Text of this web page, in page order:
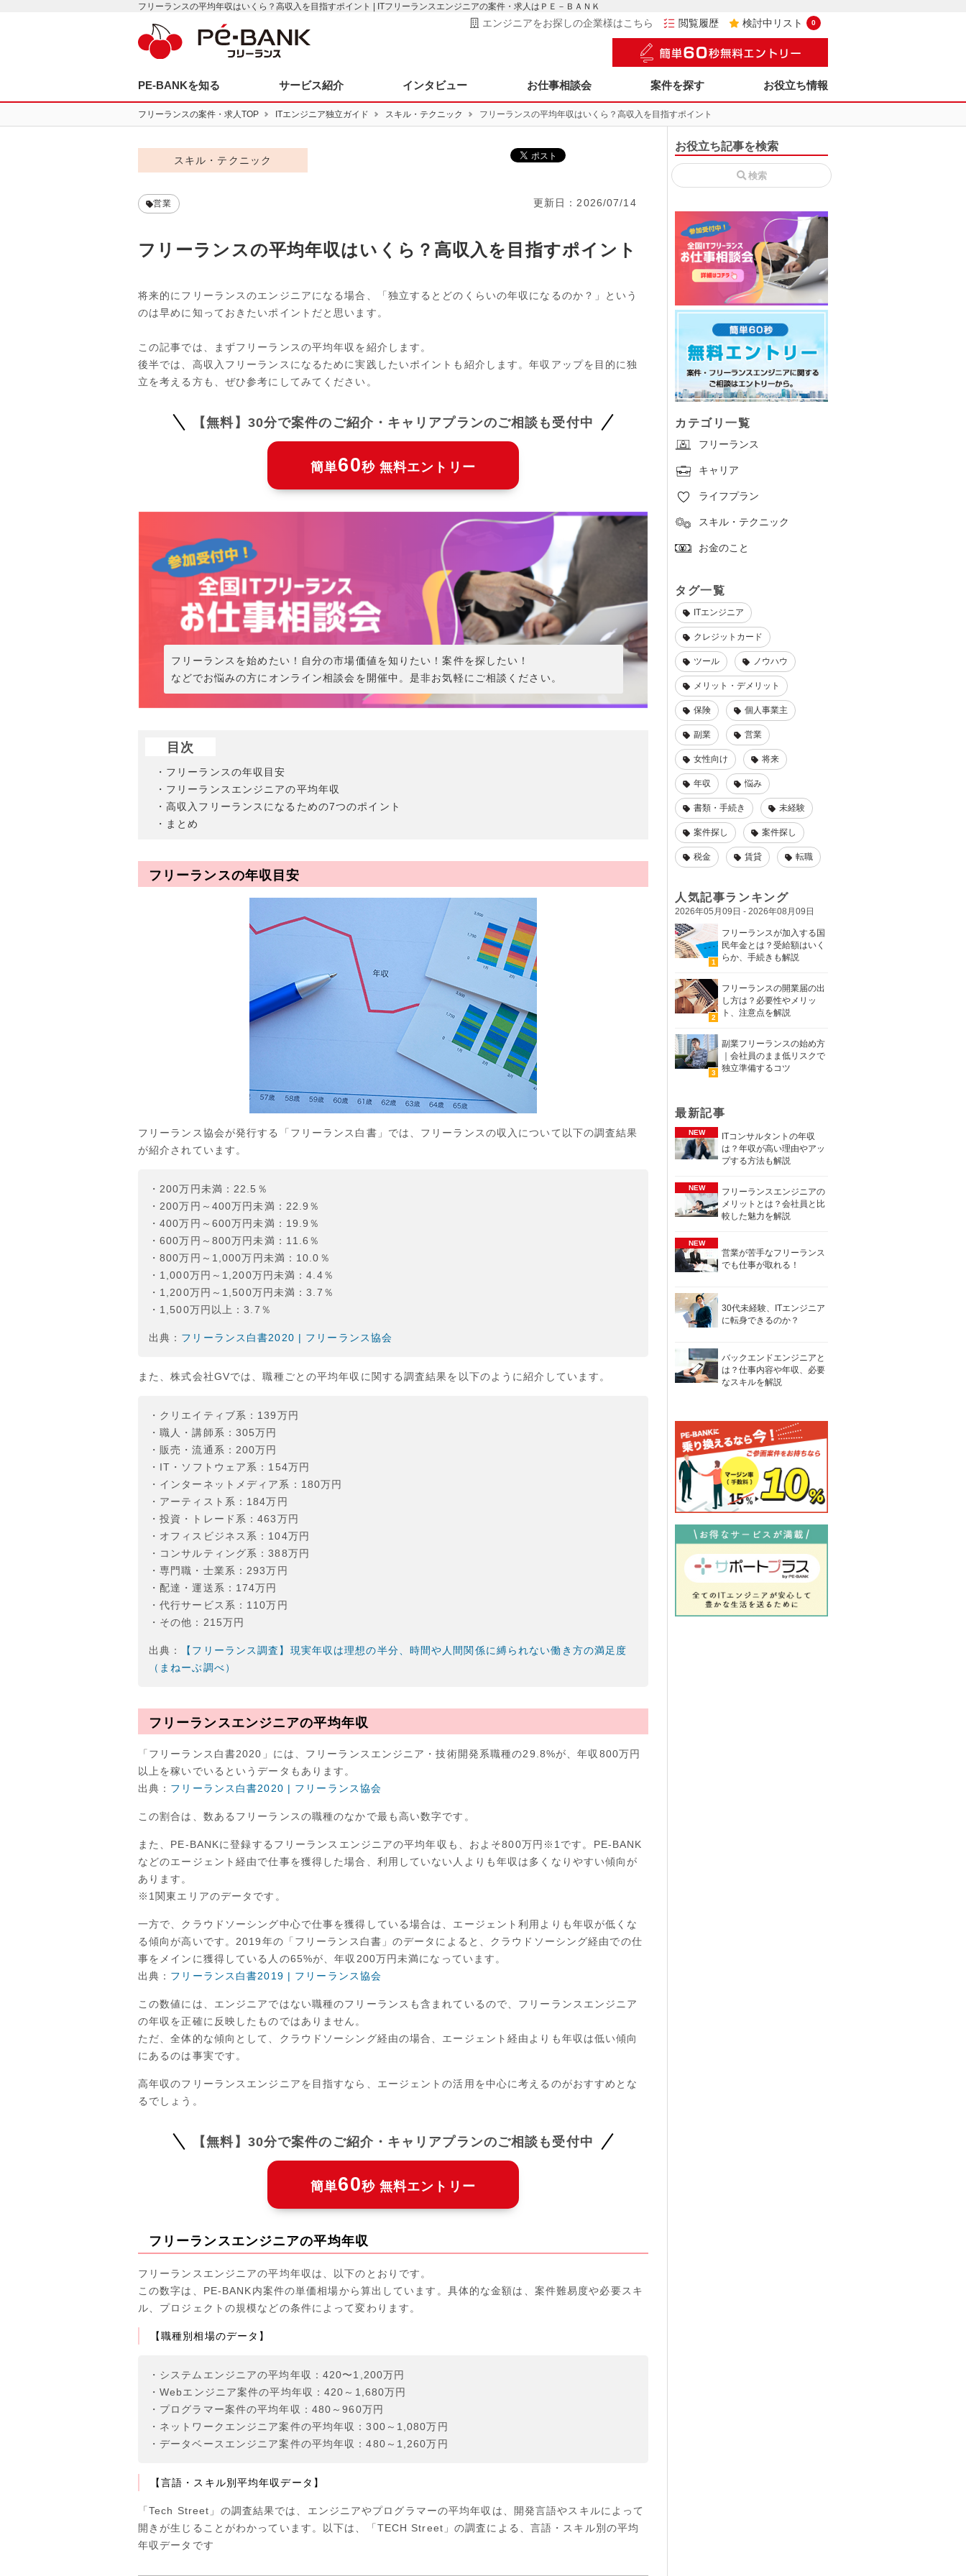
フリーランスの平均年収はいくら？高収入を目指すポイント | ITフリーランスエンジニアの案件・求人はＰＥ－ＢＡＮＫ
エンジニアをお探しの企業様はこちら 閲覧履歴 検討中リスト 0
PE-BANKを知る サービス紹介 インタビュー お仕事相談会 案件を探す お役立ち情報
フリーランスの案件・求人TOP ITエンジニア独立ガイド スキル・テクニック フリーランスの平均年収はいくら？高収入を目指すポイント
お役立ち記事を検索
カテゴリ一覧
フリーランス
キャリア
ライフプラン
スキル・テクニック
お金のこと
タグ一覧
ITエンジニア
クレジットカード
ツール ノウハウ
メリット・デメリット
保険 個人事業主
副業 営業
女性向け 将来
年収 悩み
書類・手続き 未経験
案件探し 案件探し
税金 賃貸 転職
人気記事ランキング
2026年05月09日 - 2026年08月09日
フリーランスが加入する国
民年金とは？受給額はいく
らか、手続きも解説
フリーランスの開業届の出
し方は？必要性やメリッ
ト、注意点を解説
副業フリーランスの始め方
｜会社員のまま低リスクで
独立準備するコツ
最新記事
ITコンサルタントの年収
は？年収が高い理由やアッ
プする方法も解説
フリーランスエンジニアの
メリットとは？会社員と比
較した魅力を解説
営業が苦手なフリーランス
でも仕事が取れる！
30代未経験、ITエンジニア
に転身できるのか？
バックエンドエンジニアと
は？仕事内容や年収、必要
なスキルを解説
スキル・テクニック
営業 更新日： 2026/07/14
フリーランスの平均年収はいくら？高収入を目指すポイント
将来的にフリーランスのエンジニアになる場合、「独立するとどのくらいの年収になるのか？」という
のは早めに知っておきたいポイントだと思います。
この記事では、まずフリーランスの平均年収を紹介します。
後半では、高収入フリーランスになるために実践したいポイントも紹介します。年収アップを目的に独
立を考える方も、ぜひ参考にしてみてください。
【無料】30分で案件のご紹介・キャリアプランのご相談も受付中
簡単60秒 無料エントリー
フリーランスを始めたい！自分の市場価値を知りたい！案件を探したい！
などでお悩みの方にオンライン相談会を開催中。是非お気軽にご相談ください。
目次
・フリーランスの年収目安
・フリーランスエンジニアの平均年収
・高収入フリーランスになるための7つのポイント
・まとめ
フリーランスの年収目安
フリーランス協会が発行する「フリーランス白書」では、フリーランスの収入について以下の調査結果
が紹介されています。
・200万円未満：22.5％
・200万円～400万円未満：22.9％
・400万円～600万円未満：19.9％
・600万円～800万円未満：11.6％
・800万円～1,000万円未満：10.0％
・1,000万円～1,200万円未満：4.4％
・1,200万円～1,500万円未満：3.7％
・1,500万円以上：3.7％
出典： フリーランス白書2020 | フリーランス協会
また、株式会社GVでは、職種ごとの平均年収に関する調査結果を以下のように紹介しています。
・クリエイティブ系：139万円
・職人・講師系：305万円
・販売・流通系：200万円
・IT・ソフトウェア系：154万円
・インターネットメディア系：180万円
・アーティスト系：184万円
・投資・トレード系：463万円
・オフィスビジネス系：104万円
・コンサルティング系：388万円
・専門職・士業系：293万円
・配達・運送系：174万円
・代行サービス系：110万円
・その他：215万円
出典：
【フリーランス調査】現実年収は理想の半分、時間や人間関係に縛られない働き方の満足度
（まねーぶ調べ）
フリーランスエンジニアの平均年収
「フリーランス白書2020」には、フリーランスエンジニア・技術開発系職種の29.8%が、年収800万円
以上を稼いでいるというデータもあります。
出典： フリーランス白書2020 | フリーランス協会
この割合は、数あるフリーランスの職種のなかで最も高い数字です。
また、PE-BANKに登録するフリーランスエンジニアの平均年収も、およそ800万円※1です。PE-BANK
などのエージェント経由で仕事を獲得した場合、利用していない人よりも年収は多くなりやすい傾向が
あります。
※1関東エリアのデータです。
一方で、クラウドソーシング中心で仕事を獲得している場合は、エージェント利用よりも年収が低くな
る傾向が高いです。2019年の「フリーランス白書」のデータによると、クラウドソーシング経由での仕
事をメインに獲得している人の65%が、年収200万円未満になっています。
出典： フリーランス白書2019 | フリーランス協会
この数値には、エンジニアではない職種のフリーランスも含まれているので、フリーランスエンジニア
の年収を正確に反映したものではありません。
ただ、全体的な傾向として、クラウドソーシング経由の場合、エージェント経由よりも年収は低い傾向
にあるのは事実です。
高年収のフリーランスエンジニアを目指すなら、エージェントの活用を中心に考えるのがおすすめとな
るでしょう。
【無料】30分で案件のご紹介・キャリアプランのご相談も受付中
簡単60秒 無料エントリー
フリーランスエンジニアの平均年収
フリーランスエンジニアの平均年収は、以下のとおりです。
この数字は、PE-BANK内案件の単価相場から算出しています。具体的な金額は、案件難易度や必要スキ
ル、プロジェクトの規模などの条件によって変わります。
【職種別相場のデータ】
・システムエンジニアの平均年収：420〜1,200万円
・Webエンジニア案件の平均年収：420～1,680万円
・プログラマー案件の平均年収：480～960万円
・ネットワークエンジニア案件の平均年収：300～1,080万円
・データベースエンジニア案件の平均年収：480～1,260万円
【言語・スキル別平均年収データ】
「Tech Street」の調査結果では、エンジニアやプログラマーの平均年収は、開発言語やスキルによって
開きが生じることがわかっています。以下は、「TECH Street」の調査による、言語・スキル別の平均
年収データです